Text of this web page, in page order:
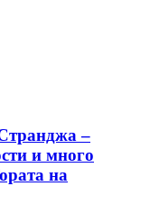
–
и много
на